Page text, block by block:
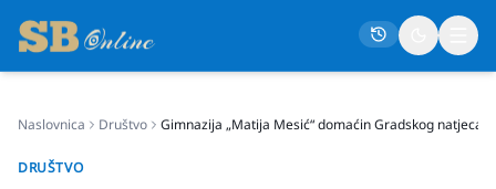
Naslovnica Društvo Gimnazija „Matija Mesić“ domaćin Gradskog
DRUŠTVO